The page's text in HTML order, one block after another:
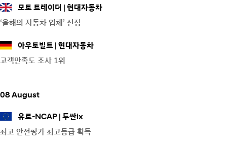
모토 트레이더
현대자동차
‘올해의 자동차 업체’ 선정
아우토빌트 현대자동차
고객만족도 조사 1위
08 August
유로-NCAP 투싼ix
최고 안전평가 최고등급 획득